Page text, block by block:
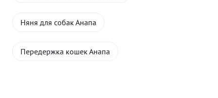
Няня для собак Анапа
Передержка кошек Анапа